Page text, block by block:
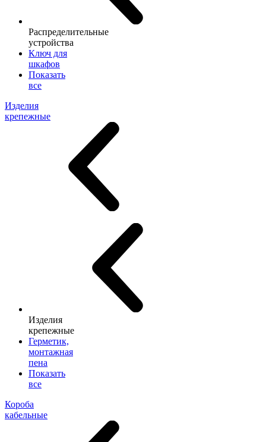
Распределительные
устройства
Ключ для
шкафов
Показать
все
Изделия
крепежные
Изделия
крепежные
Герметик,
монтажная
пена
Показать
все
Короба
кабельные